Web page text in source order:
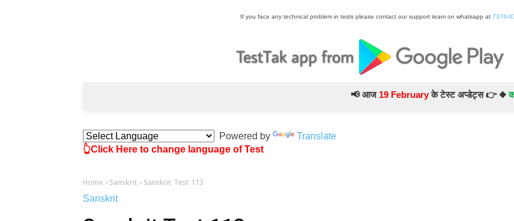
If you face any technical problem in tests please contact our support team on whatsapp at 7374-
19 Februaryके टेस्ट अप्डेट्स 👉 ◆करंट
Powered by
Translate
👆Click Here to change language of Test
Home › Sanskrit › Sanskrit Test 113
Sanskrit